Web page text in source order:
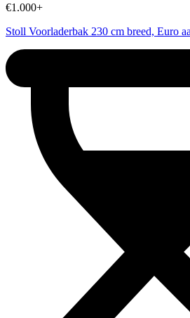
€1.000+
Stoll Voorladerbak 230 cm breed, Euro